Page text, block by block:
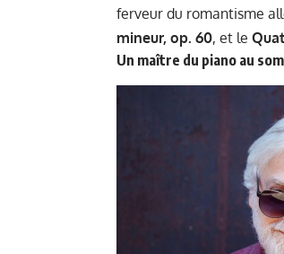
ferveur du romantisme
mineur, op. 60, et le
Un maître du piano au